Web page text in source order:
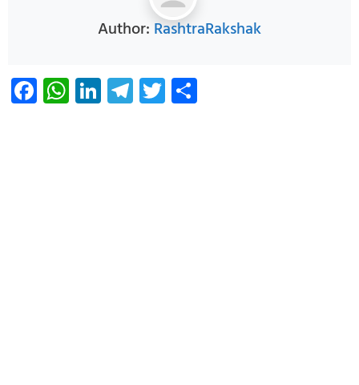
Author: RashtraRakshak
Facebook
WhatsApp
LinkedIn
Telegram
Twitter